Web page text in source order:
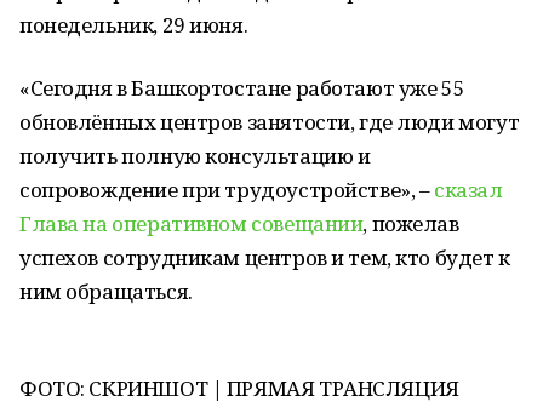
понедельник, 29 июня.
«Сегодня в Башкортостане работают уже 55
обновлённых центров занятости, где люди могут
получить полную консультацию и
сопровождение при трудоустройстве», –сказал
Глава на оперативном совещании, пожелав
успехов сотрудникам центров и тем, кто будет к
ним обращаться.
ФОТО: СКРИНШОТ | ПРЯМАЯ ТРАНСЛЯЦИЯ